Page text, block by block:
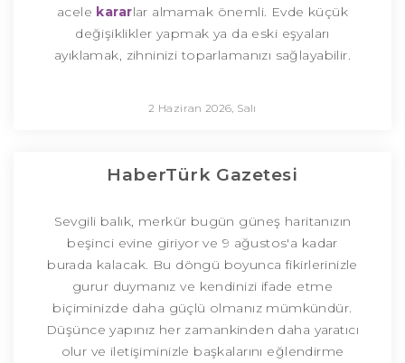
acele kararlar almamak önemli. Evde küçük
değişiklikler yapmak ya da eski eşyaları
ayıklamak, zihninizi toparlamanızı sağlayabilir.
2 Haziran 2026, Salı
HaberTürk Gazetesi
Sevgili balık, merkür bugün güneş haritanızın
beşinci evine giriyor ve 9 ağustos'a kadar
burada kalacak. Bu döngü boyunca fikirlerinizle
gurur duymanız ve kendinizi ifade etme
biçiminizde daha güçlü olmanız mümkündür.
Düşünce yapınız her zamankinden daha yaratıcı
olur ve iletişiminizle başkalarını eğlendirme